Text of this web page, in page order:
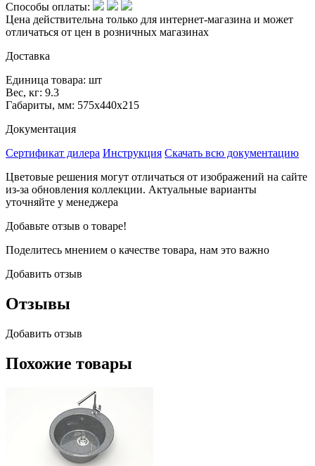
Способы оплаты:
Цена действительна только для интернет-магазина и может
отличаться от цен в розничных магазинах
Доставка
Единица товара: шт
Вес, кг: 9.3
Габариты, мм: 575x440x215
Документация
Сертификат дилера Инструкция Скачать всю документацию
Цветовые решения могут отличаться от изображений на сайте
из-за обновления коллекции. Актуальные варианты
уточняйте у менеджера
Добавьте отзыв о товаре!
Поделитесь мнением о качестве товара, нам это важно
Добавить отзыв
Отзывы
Добавить отзыв
Похожие товары